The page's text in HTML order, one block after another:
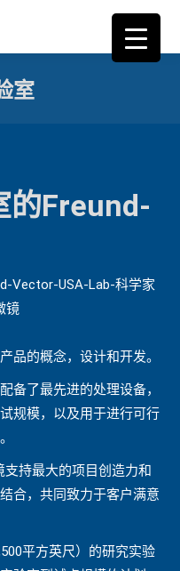
室
的Freund-
品的概念，设计和开发。
备了最先进的处理设备，
规模，以及用于进行可行
持最大的项目创造力和
合，共同致力于客户满意
平方英尺）的研究实验